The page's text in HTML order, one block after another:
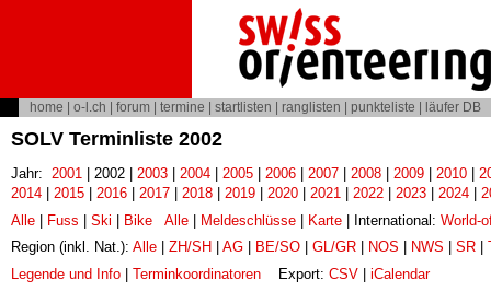
home o-l.ch forum termine startlisten ranglisten punkteliste läufer DB
SOLV Terminliste 2002
Jahr: 2001 | 2002 | 2003 2004 2005 2006 2007 2008 2009 2010
2014
2015 2016 2017 2018 2019 2020 2021 2022 2023 2024
Alle
Fuss Ski Bike Alle Meldeschlüsse Karte | International: World-
Region (inkl. Nat.): Alle ZH/SH AG BE/SO GL/GR NOS NWS SR
Legende und Info
Terminkoordinatoren Export: CSV
iCalendar